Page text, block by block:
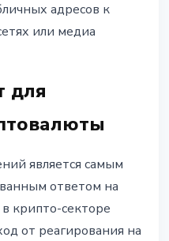
адресов к
или медиа
для
является самым
ответом на
крипто-секторе
от реагирования на